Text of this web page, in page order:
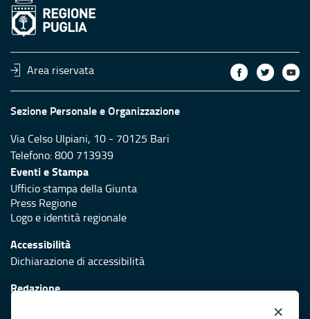
Area riservata
Sezione Personale e Organizzazione
Via Celso Ulpiani, 10 - 70125 Bari
Telefono: 800 713939
Eventi e Stampa
Ufficio stampa della Giunta
Press Regione
Logo e identità regionale
Accessibilità
Dichiarazione di accessibilità
Redazione
×